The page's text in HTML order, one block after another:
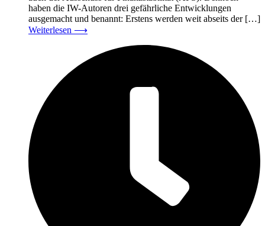
haben die IW-Autoren drei gefährliche Entwicklungen
ausgemacht und benannt: Erstens werden weit abseits der […]
Weiterlesen ⟶